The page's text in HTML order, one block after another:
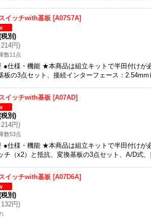
イッチwith基板 [A07S7A]
税別)
214円)
数11点
●仕様・機能 ★本商品は組立キットで半田付けが
板の3点セット、接続インターフェース：
イッチwith基板 [A07AD]
税別)
214円)
数53点
●仕様・機能 ★本商品は組立キットで半田付けが
チ（x2）と抵抗、変換基板の3点セット、A/D式
イッチwith基板 [A07D6A]
税別)
132円)